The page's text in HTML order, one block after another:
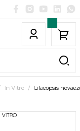
In Vitro Lilaeopsis